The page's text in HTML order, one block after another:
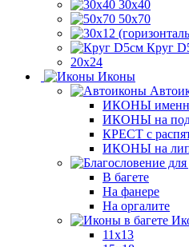
30x40
50x70
Круг
20х24
Иконы
ИКОНЫ
ИКОНЫ на
КРЕСТ с
ИКОНЫ на
В багете
На фанере
На оргалите
11x13